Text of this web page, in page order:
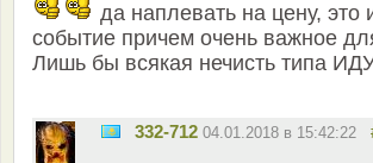
да наплевать на цену, это
событие причем очень важное
Лишь бы всякая нечисть типа
332-712 04.01.2018 в 15:42:22